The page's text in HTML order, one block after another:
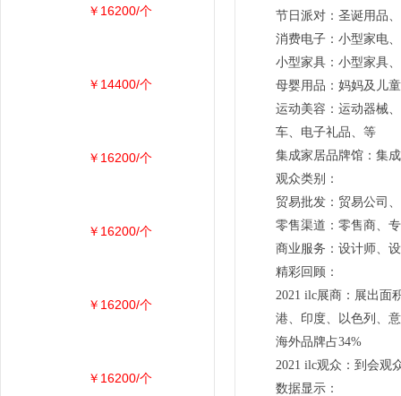
节日派对：圣诞用品
消费电子：小型家电
小型家具：小型家具
母婴用品：妈妈及儿
运动美容：运动器械
车、电子礼品、等
集成家居品牌馆：集
观众类别：
贸易批发：贸易公司
零售渠道：零售商、
商业服务：设计师、
精彩回顾：
2021 ilc展商：展出面
港、印度、以色列、
海外品牌占34%
2021 ilc观众：到会观
数据显示：
￥16200/个
￥14400/个
￥16200/个
￥16200/个
￥16200/个
￥16200/个